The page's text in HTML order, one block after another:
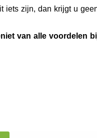
iets zijn, dan krijgt u
van alle voordelen